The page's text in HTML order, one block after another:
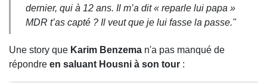
dernier, qui à 12 ans. Il m’a dit « reparle lui papa »
MDR t’as capté ? Il veut que je lui fasse la passe."
Une story que Karim Benzema n'a pas manqué de
répondre en saluant Housni à son tour :